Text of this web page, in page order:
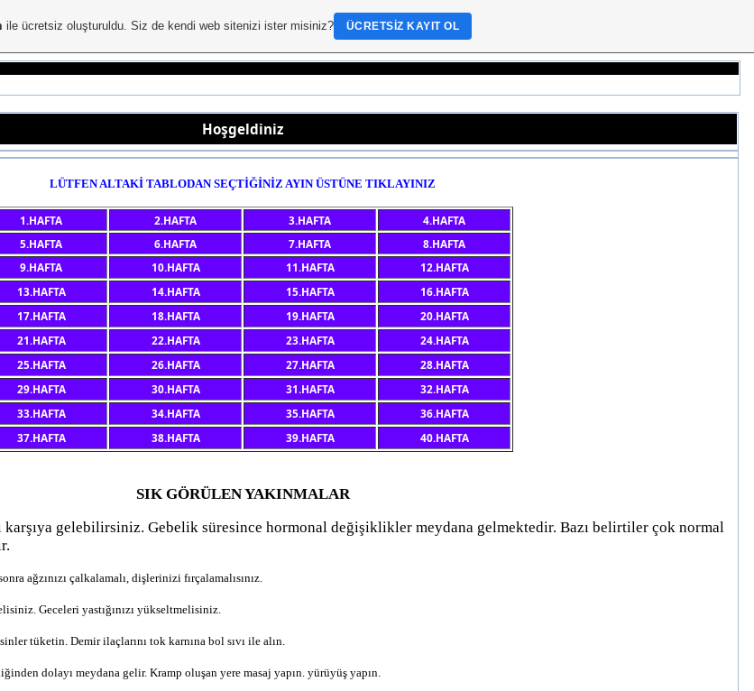
Hoşgeldiniz
LÜTFEN ALTAKİ TABLODAN SEÇTİĞİNİZ AYIN ÜSTÜNE TIKLAYINIZ
1.HAFTA 2.HAFTA 3.HAFTA
4.HAFTA
5.HAFTA
6.HAFTA 7.HAFTA
8.HAFTA
9.HAFTA
10.HAFTA 11.HAFTA
12.HAFTA
13.HAFTA
14.HAFTA 15.HAFTA
16.HAFTA
17.HAFTA
18.HAFTA 19.HAFTA
20.HAFTA
21.HAFTA
22.HAFTA 23.HAFTA
24.HAFTA
25.HAFTA
26.HAFTA 27.HAFTA
28.HAFTA
29.HAFTA
30.HAFTA 31.HAFTA
32.HAFTA
33.HAFTA
34.HAFTA 35.HAFTA
36.HAFTA
37.HAFTA
38.HAFTA 39.HAFTA 40.HAFTA
SIK GÖRÜLEN YAKINMALAR
karşıya gelebilirsiniz. Gebelik süresince hormonal değişiklikler meydana gelmektedir. Bazı belirtiler çok normal
ağzınızı çalkalamalı, dişlerinizi fırçalamalısınız.
Geceleri yastığınızı yükseltmelisiniz.
tüketin. Demir ilaçlarını tok karnına bol sıvı ile alın.
dolayı meydana gelir. Kramp oluşan yere masaj yapın. yürüyüş yapın.
ile ücretsiz oluşturuldu. Siz de kendi web sitenizi ister misiniz? ÜCRETSIZ KAYIT OL